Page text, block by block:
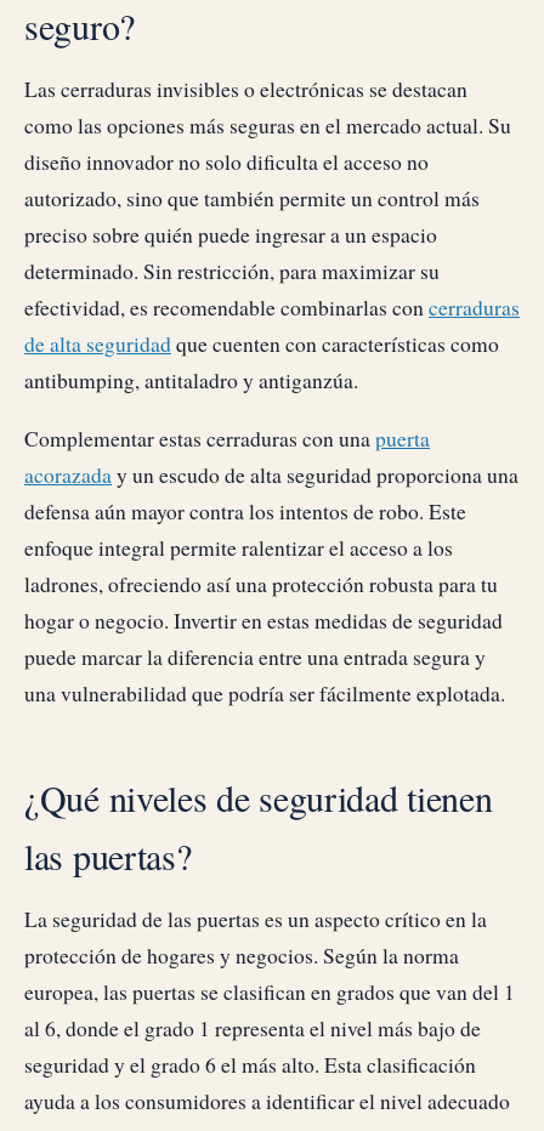
seguro?
Las cerraduras invisibles o electrónicas se destacan
como las opciones más seguras en el mercado actual. Su
diseño innovador no solo dificulta el acceso no
autorizado, sino que también permite un control más
preciso sobre quién puede ingresar a un espacio
determinado. Sin restricción, para maximizar su
efectividad, es recomendable combinarlas concerraduras
de alta seguridadque cuenten con características como
antibumping, antitaladro y antiganzúa.
Complementar estas cerraduras con unapuerta
acorazaday un escudo de alta seguridad proporciona una
defensa aún mayor contra los intentos de robo. Este
enfoque integral permite ralentizar el acceso a los
ladrones, ofreciendo así una protección robusta para tu
hogar o negocio. Invertir en estas medidas de seguridad
puede marcar la diferencia entre una entrada segura y
una vulnerabilidad que podría ser fácilmente explotada.
¿Qué niveles de seguridad tienen
las puertas?
La seguridad de las puertas es un aspecto crítico en la
protección de hogares y negocios. Según la norma
europea, las puertas se clasifican en grados que van del 1
al 6, donde el grado 1 representa el nivel más bajo de
seguridad y el grado 6 el más alto. Esta clasificación
ayuda a los consumidores a identificar el nivel adecuado